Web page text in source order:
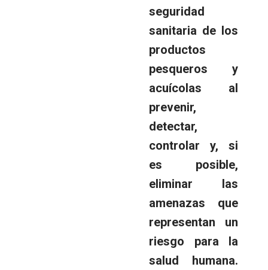
seguridad
sanitaria de los
productos
pesqueros y
acuícolas al
prevenir,
detectar,
controlar y, si
es posible,
eliminar las
amenazas que
representan un
riesgo para la
salud humana.